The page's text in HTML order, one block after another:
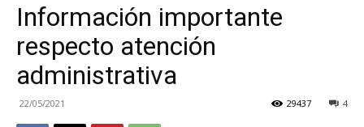
Información importante
respecto atención
administrativa
22/05/2021 4
29437